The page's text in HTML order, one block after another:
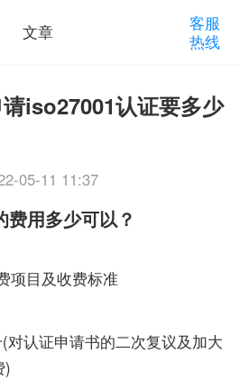
文章
客服
热线
iso27001认证要多少
05-11 11:37
费用多少可以？
项目及收费标准
对认证申请书的二次复议及加大
)